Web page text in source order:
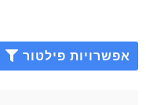
אפשרויות פילטור